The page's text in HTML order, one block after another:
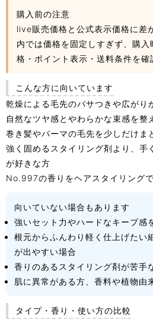
購入前の注意
live販売価格と公式表示価格に差
内では価格を固定しすぎず、購
格・ポイント表示・送料条件を確
こんな方に向いています
乾燥による毛先のパサつきや広がり
自然なツヤ感とやわらかな束感を整
巻き髪やパーマの毛先を少しだけま
強く固めるスタイリング剤より、手
が好きな方
No.997の香りをヘアスタイリング
向いていない場合もあります
強いセット力やハードなキープ感
根元からふんわり軽く仕上げたい
が出やすい場合
香りのあるスタイリング剤が苦手
肌に異常がある方、香料や植物由
タイプ・香り・使い方の比較